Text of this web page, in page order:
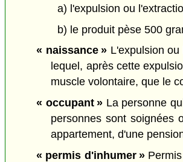
a) l'expulsion ou
b) le produit pèse 500
« naissance »L'expulsion ou
lequel, après cette
muscle volontaire, que le
« occupant »La personne
personnes sont soignées
appartement, d'une
« permis d'inhumer »Permis